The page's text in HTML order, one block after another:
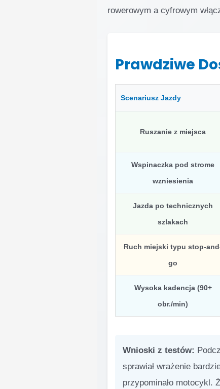
rowerowym a cyfrowym
Prawdziwe
Scenariusz Jazdy
Ruszanie z miejsca
Wspinaczka pod strome
wzniesienia
Jazda po technicznych
szlakach
Ruch miejski typu stop-
go
Wysoka kadencja (90+
obr./min)
Wnioski z testów:
sprawiał wrażenie
przypominało motocykl.